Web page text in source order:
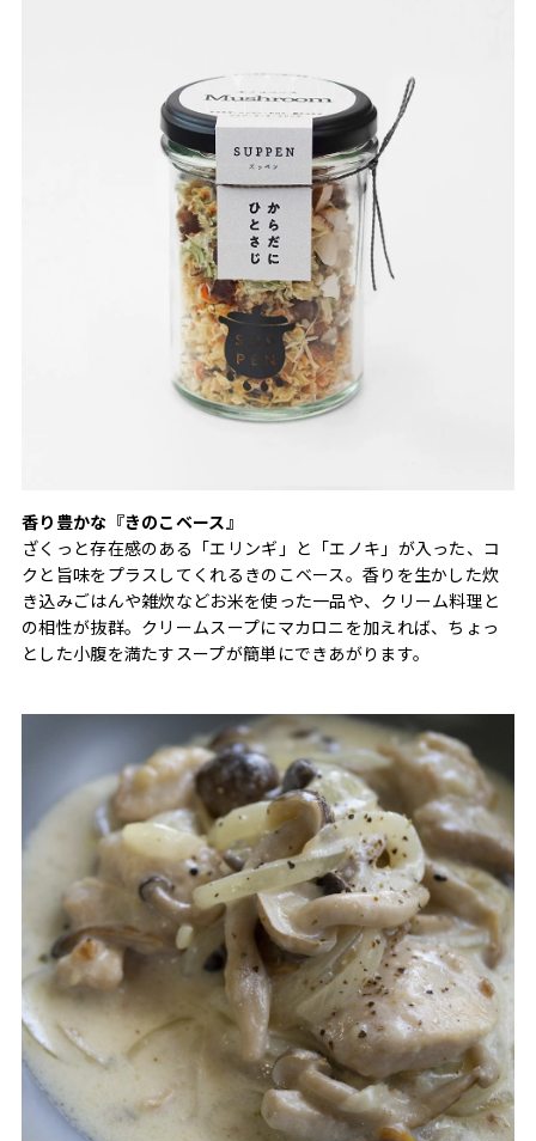
香り豊かな『きのこベース』
ざくっと存在感のある「エリンギ」と「エノキ」が入った、コ
クと旨味をプラスしてくれるきのこベース。香りを生かした炊
き込みごはんや雑炊などお米を使った一品や、クリーム料理と
の相性が抜群。クリームスープにマカロニを加えれば、ちょっ
とした小腹を満たすスープが簡単にできあがります。